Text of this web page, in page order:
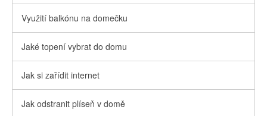
Využití balkónu na domečku
Jaké topení vybrat do domu
Jak si zařídit internet
Jak odstranit plíseň v domě